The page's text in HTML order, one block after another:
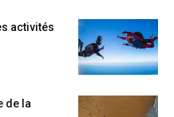
activités
de la